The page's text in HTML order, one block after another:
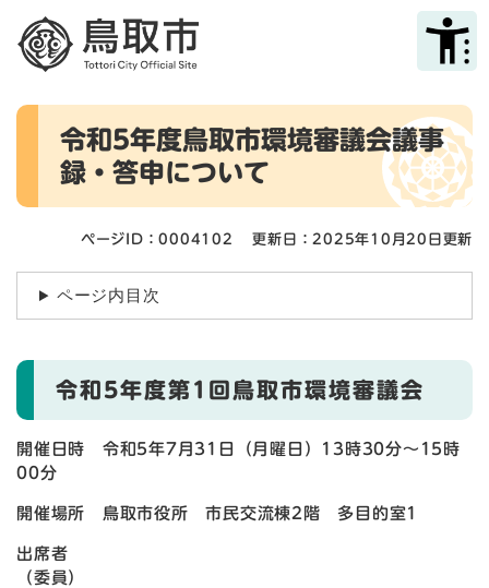
メニューを飛ばして本文へ
本
令和5年度鳥取市環境審議会議事
録・答申について
ページID：0004102 更新日：2025年10月20日更新
ページ内目次
令和5年度第1回鳥取市環境審議会
開催日時 令和5年7月31日（月曜日）13時30分～15時
00分
開催場所 鳥取市役所 市民交流棟2階 多目的室1
出席者
（委員）